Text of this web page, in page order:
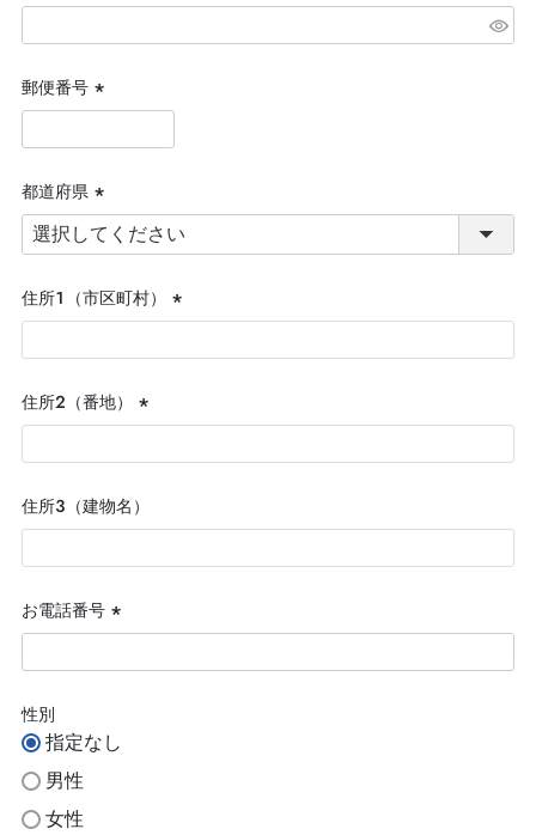
(必
須)
郵便番号
(必
須)
都道府県
(必
須)
住所１（市区町村）
(必
須)
住所２（番地）
(必
須)
住所３（建物名）
お電話番号
(必
須)
性別
指定なし
男性
女性